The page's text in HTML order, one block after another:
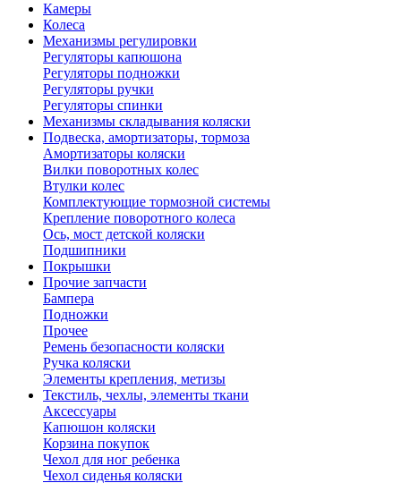
Камеры
Колеса
Механизмы регулировки
Регуляторы капюшона
Регуляторы подножки
Регуляторы ручки
Регуляторы спинки
Механизмы складывания коляски
Подвеска, амортизаторы, тормоза
Амортизаторы коляски
Вилки поворотных колес
Втулки колес
Комплектующие тормозной системы
Крепление поворотного колеса
Ось, мост детской коляски
Подшипники
Покрышки
Прочие запчасти
Бампера
Подножки
Прочее
Ремень безопасности коляски
Ручка коляски
Элементы крепления, метизы
Текстиль, чехлы, элементы ткани
Аксессуары
Капюшон коляски
Корзина покупок
Чехол для ног ребенка
Чехол сиденья коляски